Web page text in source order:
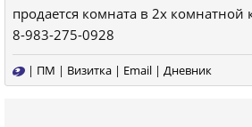
продается комната в 2х комнатной
8-983-275-0928
| ПМ | Визитка | Email | Дневник